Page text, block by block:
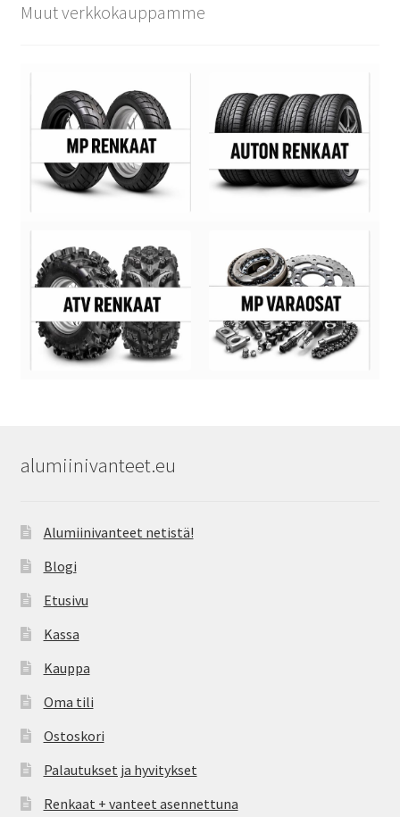
Muut verkkokauppamme
alumiinivanteet.eu
Alumiinivanteet netistä!
Blogi
Etusivu
Kassa
Kauppa
Oma tili
Ostoskori
Palautukset ja hyvitykset
Renkaat + vanteet asennettuna